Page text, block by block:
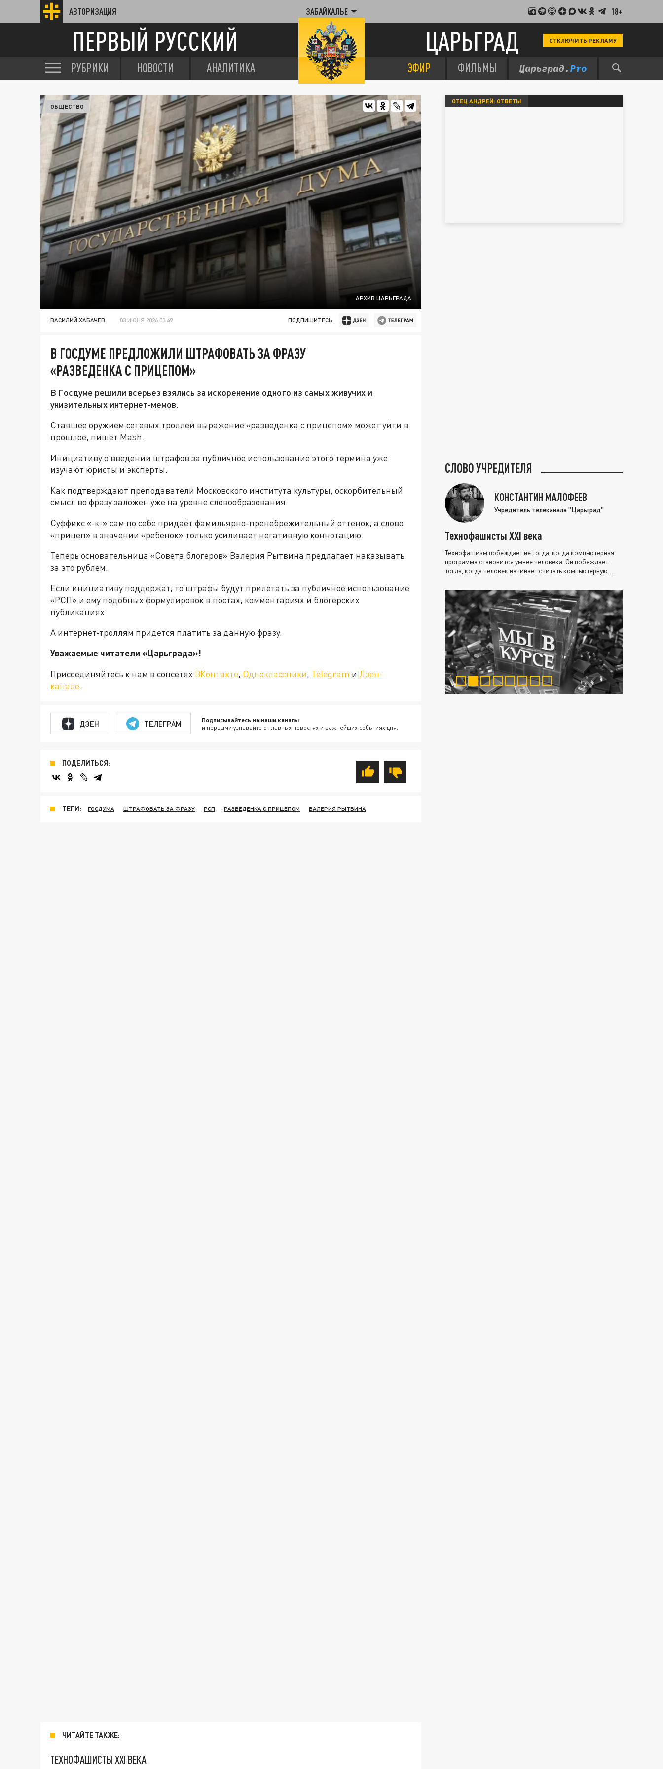
АВТОРИЗАЦИЯ ЗАБАЙКАЛЬЕ 18+
ПЕРВЫЙ РУССКИЙ ЦАРЬГРАД ОТКЛЮЧИТЬ РЕКЛАМУ
РУБРИКИ НОВОСТИ АНАЛИТИКА ЭФИР ФИЛЬМЫ
АРХИВ ЦАРЬГРАДА
ОБЩЕСТВО
ВАСИЛИЙ ХАБАЧЕВ 03 ИЮНЯ 2026 03:49 ПОДПИШИТЕСЬ:
В ГОСДУМЕ ПРЕДЛОЖИЛИ ШТРАФОВАТЬ ЗА ФРАЗУ
«РАЗВЕДЕНКА С ПРИЦЕПОМ»
В Госдуме решили всерьез взялись за искоренение одного из самых живучих и
унизительных интернет-мемов.
Ставшее оружием сетевых троллей выражение «разведенка с прицепом» может уйти в
прошлое, пишет Mash.
Инициативу о введении штрафов за публичное использование этого термина уже
изучают юристы и эксперты.
Как подтверждают преподаватели Московского института культуры, оскорбительный
смысл во фразу заложен уже на уровне словообразования.
Суффикс «-к-» сам по себе придаёт фамильярно-пренебрежительный оттенок, а слово
«прицеп» в значении «ребенок» только усиливает негативную коннотацию.
Теперь основательница «Совета блогеров» Валерия Рытвина предлагает наказывать
за это рублем.
Если инициативу поддержат, то штрафы будут прилетать за публичное использование
«РСП» и ему подобных формулировок в постах, комментариях и блогерских
публикациях.
А интернет-троллям придется платить за данную фразу.
Уважаемые читатели «Царьграда»!
Присоединяйтесь к нам в соцсетях ВКонтакте, Одноклассники, Telegram и Дзен-
канале.
ДЗЕН ТЕЛЕГРАМ Подписывайтесь на наши каналы
и первыми узнавайте о главных новостях и важнейших событиях дня.
ПОДЕЛИТЬСЯ:
ТЕГИ: ГОСДУМА ШТРАФОВАТЬ ЗА ФРАЗУ РСП РАЗВЕДЕНКА С ПРИЦЕПОМ ВАЛЕРИЯ РЫТВИНА
ЧИТАЙТЕ ТАКЖЕ:
ТЕХНОФАШИСТЫ XXI ВЕКА
ОТЕЦ АНДРЕЙ: ОТВЕТЫ
СЛОВО УЧРЕДИТЕЛЯ
КОНСТАНТИН МАЛОФЕЕВ
Учредитель телеканала "Царьград"
Технофашисты XXI века
Технофашизм побеждает не тогда, когда компьютерная
программа становится умнее человека. Он побеждает
тогда, когда человек начинает считать компьютерную